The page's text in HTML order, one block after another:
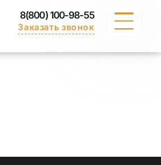
8(800) 100-98-55
Заказать звонок